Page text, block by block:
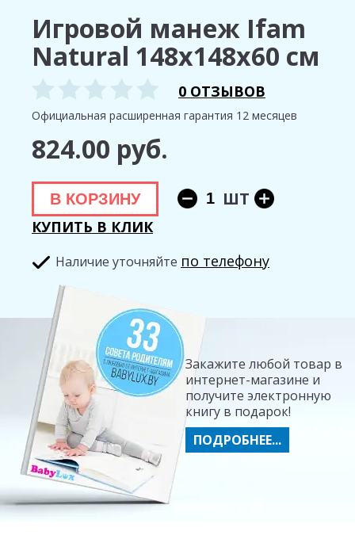
Игровой манеж Ifam
Natural 148x148x60 см
0 ОТЗЫВОВ
Официальная расширенная гарантия 12 месяцев
824.00 руб.
В КОРЗИНУ ШТ
КУПИТЬ В КЛИК
Hаличие уточняйте по телефону
Закажите любой товар в
интернет-магазине и
получите электронную
книгу в подарок!
ПОДРОБНЕЕ...